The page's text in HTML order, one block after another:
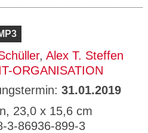
, Alex T. Steffen
ORGANISATION
31.01.2019
23,0 x 15,6 cm
3-86936-899-3